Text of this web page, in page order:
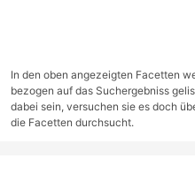
In den oben angezeigten Facetten
bezogen auf das Suchergebniss
dabei sein, versuchen sie es doch
die Facetten durchsucht.